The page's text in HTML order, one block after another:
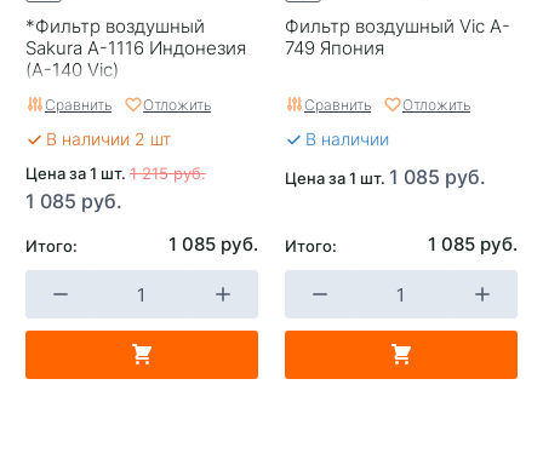
*Фильтр воздушный
Sakura A-1116 Индонезия
(A-140 Vic)
Сравнить Отложить
В наличии 2 шт
Цена за 1 шт. 1 215 руб.
1 085 руб.
Итого: 1 085 руб.
Фильтр воздушный Vic A-
749 Япония
Сравнить Отложить
В наличии
Цена за 1 шт. 1 085 руб.
Итого: 1 085 руб.